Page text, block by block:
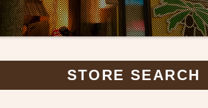
愛知 北・愛知 東 愛知 西・愛知 南
三重
STORE SEARCH